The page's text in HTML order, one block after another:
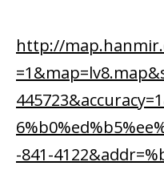
http://
-841-